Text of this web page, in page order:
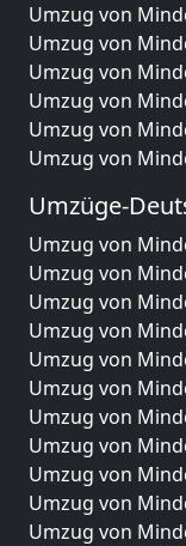
Umzug von
Umzug von
Umzug von
Umzug von
Umzug von
Umzug von
Umzüge-
Umzug von
Umzug von
Umzug von
Umzug von
Umzug von
Umzug von
Umzug von
Umzug von
Umzug von
Umzug von
Umzug von